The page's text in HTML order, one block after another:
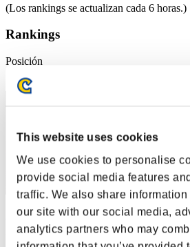
This website uses cookies
We use cookies to personalise
provide social media features
traffic. We also share
our site with our social media,
analytics partners who may
(Los rankings se actualizan cada 6 horas.)
Rankings
Posición
Smeks
Puntos:141210729